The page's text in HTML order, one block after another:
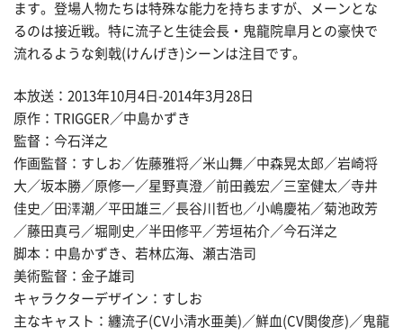
ます。登場人物たちは特殊な能力を持ちますが、メーンとな
るのは接近戦。特に流子と生徒会長・鬼龍院皐月との豪快で
流れるような剣戟(けんげき)シーンは注目です。
本放送：2013年10月4日-2014年3月28日
原作：TRIGGER／中島かずき
監督：今石洋之
作画監督：すしお／佐藤雅将／米山舞／中森晃太郎／岩崎将
大／坂本勝／原修一／星野真澄／前田義宏／三室健太／寺井
佳史／田澤潮／平田雄三／長谷川哲也／小嶋慶祐／菊池政芳
／藤田真弓／堀剛史／半田修平／芳垣祐介／今石洋之
脚本：中島かずき、若林広海、瀬古浩司
美術監督：金子雄司
キャラクターデザイン：すしお
主なキャスト：纏流子(CV小清水亜美)／鮮血(CV関俊彦)／鬼龍